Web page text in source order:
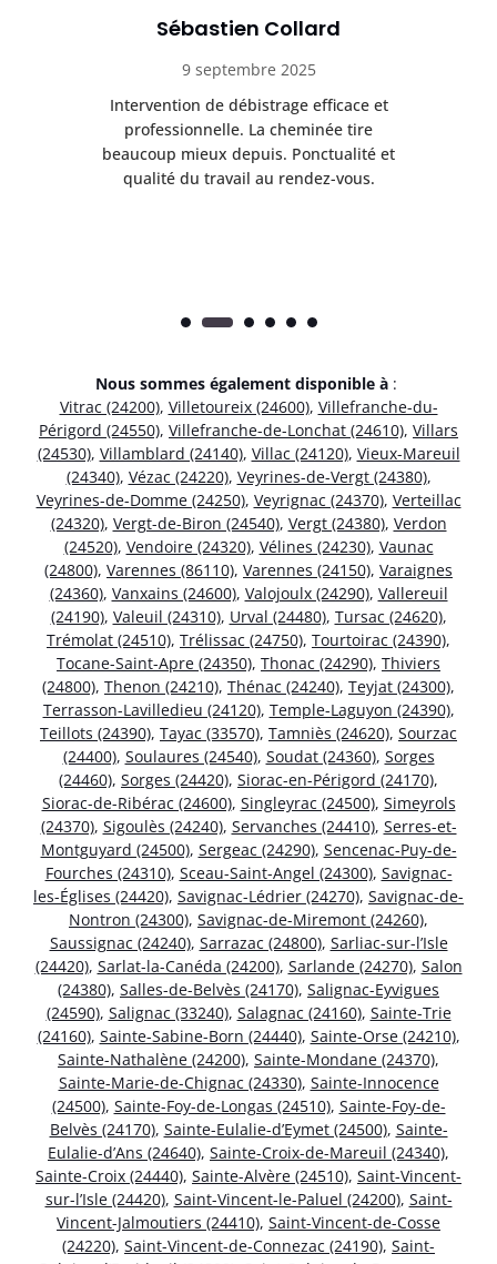
Sébastien Collard
9 septembre 2025
Intervention de débistrage efficace et
professionnelle. La cheminée tire
beaucoup mieux depuis. Ponctualité et
qualité du travail au rendez-vous.
Nous sommes également disponible à :
Vitrac (24200), Villetoureix (24600), Villefranche-du-
Périgord (24550), Villefranche-de-Lonchat (24610), Villars
(24530), Villamblard (24140), Villac (24120), Vieux-Mareuil
(24340), Vézac (24220), Veyrines-de-Vergt (24380),
Veyrines-de-Domme (24250), Veyrignac (24370), Verteillac
(24320), Vergt-de-Biron (24540), Vergt (24380), Verdon
(24520), Vendoire (24320), Vélines (24230), Vaunac
(24800), Varennes (86110), Varennes (24150), Varaignes
(24360), Vanxains (24600), Valojoulx (24290), Vallereuil
(24190), Valeuil (24310), Urval (24480), Tursac (24620),
Trémolat (24510), Trélissac (24750), Tourtoirac (24390),
Tocane-Saint-Apre (24350), Thonac (24290), Thiviers
(24800), Thenon (24210), Thénac (24240), Teyjat (24300),
Terrasson-Lavilledieu (24120), Temple-Laguyon (24390),
Teillots (24390), Tayac (33570), Tamniès (24620), Sourzac
(24400), Soulaures (24540), Soudat (24360), Sorges
(24460), Sorges (24420), Siorac-en-Périgord (24170),
Siorac-de-Ribérac (24600), Singleyrac (24500), Simeyrols
(24370), Sigoulès (24240), Servanches (24410), Serres-et-
Montguyard (24500), Sergeac (24290), Sencenac-Puy-de-
Fourches (24310), Sceau-Saint-Angel (24300), Savignac-
les-Églises (24420), Savignac-Lédrier (24270), Savignac-de-
Nontron (24300), Savignac-de-Miremont (24260),
Saussignac (24240), Sarrazac (24800), Sarliac-sur-l’Isle
(24420), Sarlat-la-Canéda (24200), Sarlande (24270), Salon
(24380), Salles-de-Belvès (24170), Salignac-Eyvigues
(24590), Salignac (33240), Salagnac (24160), Sainte-Trie
(24160), Sainte-Sabine-Born (24440), Sainte-Orse (24210),
Sainte-Nathalène (24200), Sainte-Mondane (24370),
Sainte-Marie-de-Chignac (24330), Sainte-Innocence
(24500), Sainte-Foy-de-Longas (24510), Sainte-Foy-de-
Belvès (24170), Sainte-Eulalie-d’Eymet (24500), Sainte-
Eulalie-d’Ans (24640), Sainte-Croix-de-Mareuil (24340),
Sainte-Croix (24440), Sainte-Alvère (24510), Saint-Vincent-
sur-l’Isle (24420), Saint-Vincent-le-Paluel (24200), Saint-
Vincent-Jalmoutiers (24410), Saint-Vincent-de-Cosse
(24220), Saint-Vincent-de-Connezac (24190), Saint-